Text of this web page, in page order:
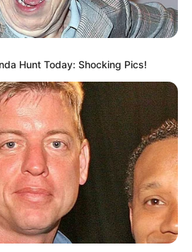
Hunt Today: Shocking Pics!